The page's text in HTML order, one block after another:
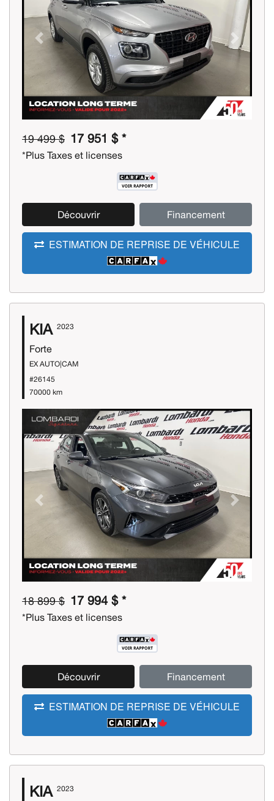
Previous Next
19 499 $ 17 951 $ *
*Plus Taxes et licenses
Découvrir Financement
ESTIMATION DE REPRISE DE VÉHICULE
KIA 2023
Forte
EX AUTO|CAM
#26145
70000 km
Previous Next
18 899 $ 17 994 $ *
*Plus Taxes et licenses
Découvrir Financement
ESTIMATION DE REPRISE DE VÉHICULE
KIA 2023